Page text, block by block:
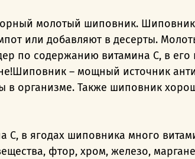
молотый шиповник. Шиповник
или добавляют в десерты.
по содержанию витамина С, в
– мощный источник
в организме. Также шиповник
С, в ягодах шиповника много
фтор, хром, железо,